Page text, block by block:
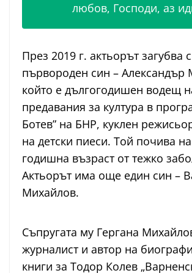
любов, Господи, аз
През 2019 г. актьорът загубва
първороден син – Александър
който е дългогодишен водещ
предавания за култура в
Ботев” на БНР, куклен
на детски пиеси. Той почива
годишна възраст от тежко
Актьорът има още един син –
Михайлов.
Съпругата му Гергана
журналист и автор на
книги за Тодор Колев